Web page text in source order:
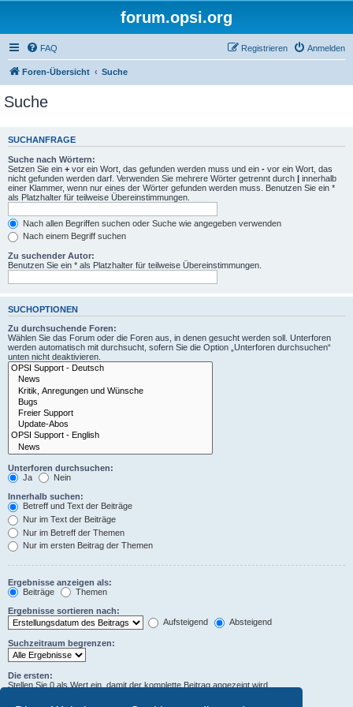
forum.opsi.org
FAQ Anmelden
Registrieren
Foren-Übersicht Suche
Suche
SUCHANFRAGE
Suche nach Wörtern:
Setzen Sie ein + vor ein Wort, das gefunden werden muss und ein - vor ein Wort, das
nicht gefunden werden darf. Verwenden Sie mehrere Wörter getrennt durch | innerhalb
einer Klammer, wenn nur eines der Wörter gefunden werden muss. Benutzen Sie ein *
als Platzhalter für teilweise Übereinstimmungen.
Nach allen Begriffen suchen oder Suche wie angegeben verwenden
Nach einem Begriff suchen
Zu suchender Autor:
Benutzen Sie ein * als Platzhalter für teilweise Übereinstimmungen.
SUCHOPTIONEN
Zu durchsuchende Foren:
Wählen Sie das Forum oder die Foren aus, in denen gesucht werden soll. Unterforen
werden automatisch mit durchsucht, sofern Sie die Option „Unterforen durchsuchen“
unten nicht deaktivieren.
Unterforen durchsuchen:
Ja
Nein
Innerhalb suchen:
Betreff und Text der Beiträge
Nur im Text der Beiträge
Nur im Betreff der Themen
Nur im ersten Beitrag der Themen
Ergebnisse anzeigen als:
Beiträge
Themen
Ergebnisse sortieren nach:
Aufsteigend
Absteigend
Suchzeitraum begrenzen:
Die ersten:
Stellen Sie 0 als Wert ein, damit der komplette Beitrag angezeigt wird.